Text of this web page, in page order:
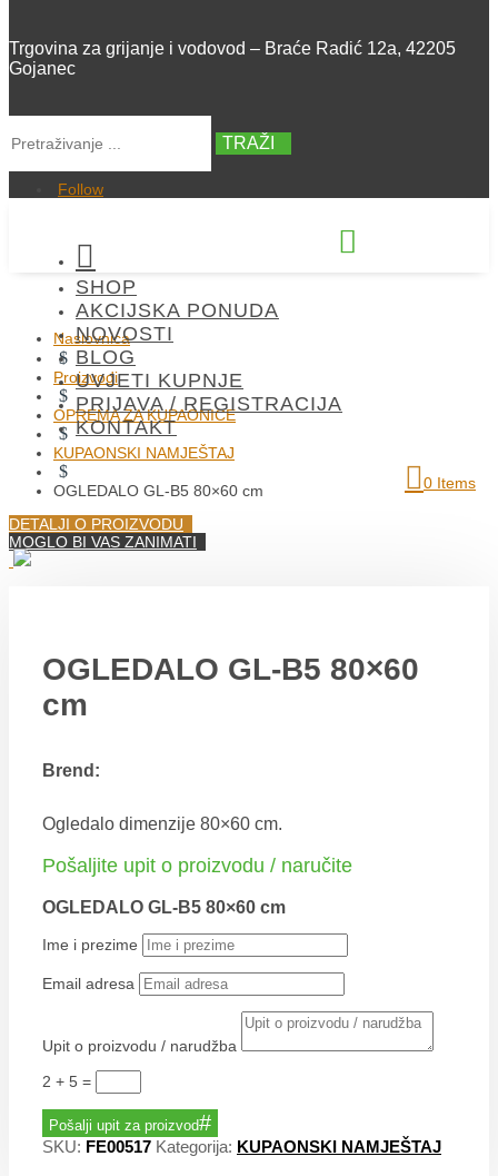
Trgovina za grijanje i vodovod – Braće Radić 12a, 42205
Gojanec
TRAŽI
Follow


SHOP
AKCIJSKA PONUDA
NOVOSTI
BLOG
UVJETI KUPNJE
PRIJAVA / REGISTRACIJA
KONTAKT
0 Items
Naslovnica
$
Proizvodi
$
OPREMA ZA KUPAONICE
$
KUPAONSKI NAMJEŠTAJ
$
OGLEDALO GL-B5 80×60 cm
DETALJI O PROIZVODU
MOGLO BI VAS ZANIMATI
OGLEDALO GL-B5 80×60
cm
Brend:
Ogledalo dimenzije 80×60 cm.
Pošaljite upit o proizvodu / naručite
OGLEDALO GL-B5 80×60 cm
Ime i prezime
Email adresa
Upit o proizvodu / narudžba
2 + 5 =
Pošalji upit za proizvod
SKU: FE00517 Kategorija: KUPAONSKI NAMJEŠTAJ